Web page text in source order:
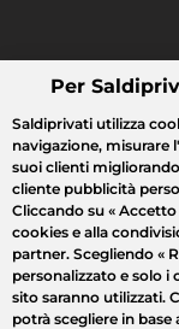
Cosa cerchi?
Tutte le vendite
Per
Saldiprivati utilizza
navigazione, misurare
suoi clienti
cliente pubblicità
Cliccando su « Accetto
cookies e alla
partner. Scegliendo «
personalizzato e solo
sito saranno utilizzati.
potrà scegliere in